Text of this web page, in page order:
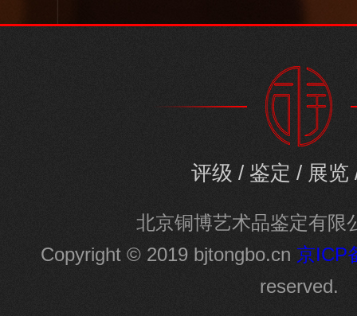
评级 / 鉴定 / 展览
北京铜博艺术品鉴定有限
Copyright © 2019 bjtongbo.cn 京ICP
reserved.